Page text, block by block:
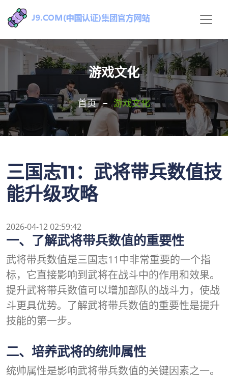
游戏文化
首页 游戏文化
三国志11：武将带兵数值技
能升级攻略
2026-04-12 02:59:42
一、了解武将带兵数值的重要性
武将带兵数值是三国志11中非常重要的一个指
标，它直接影响到武将在战斗中的作用和效果。
提升武将带兵数值可以增加部队的战斗力，使战
斗更具优势。了解武将带兵数值的重要性是提升
技能的第一步。
二、培养武将的统帅属性
统帅属性是影响武将带兵数值的关键因素之一。